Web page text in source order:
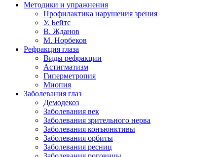
Методики и упражнения
Профилактика нарушения зрения
У. Бейтс
В. Жданов
М. Норбеков
Рефракция глаза
Виды рефракции
Астигматизм
Гиперметропия
Миопия
Заболевания глаз
Демодекоз
Заболевания век
Заболевания зрительного нерва
Заболевания конъюнктивы
Заболевания орбиты
Заболевания ресниц